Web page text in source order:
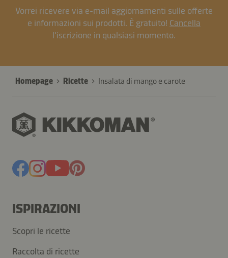
Vorrei ricevere via e-mail aggiornamenti sulle offerte
e informazioni sui prodotti. È gratuito! Cancella
l'iscrizione in qualsiasi momento.
Homepage Ricette Insalata di mango e carote
ISPIRAZIONI
Scopri le ricette
Raccolta di ricette